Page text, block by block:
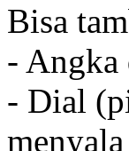
Bisa
- Angka
- Dial